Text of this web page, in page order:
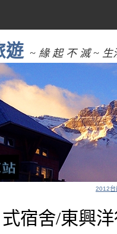
遊 ~ 緣 起 不 滅 ~ 生
2012台
宿舍/東興